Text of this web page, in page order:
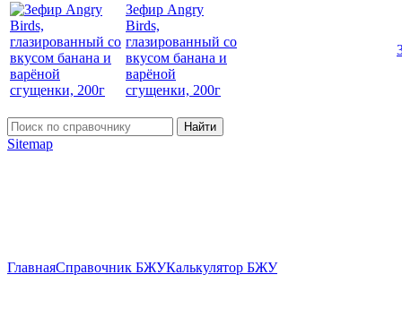
Зефир Angry
Birds,
глазированный со
вкусом банана и
варёной
сгущенки, 200г
Найти
Sitemap
ГлавнаяСправочник БЖУКалькулятор БЖУ